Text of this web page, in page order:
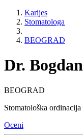
Karijes
Stomatologa
BEOGRAD
Dr.
BEOGRAD
Stomatološka ordinacija
Oceni